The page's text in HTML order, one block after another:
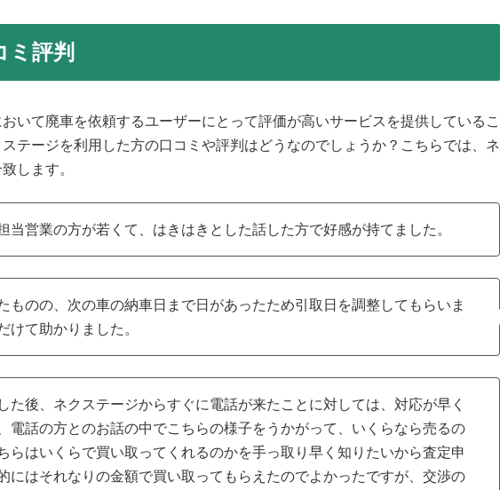
ミ評判
いて廃車を依頼するユーザーにとって評価が高いサービスを提供しているこ
テージを利用した方の口コミや評判はどうなのでしょうか？こちらでは、ネ
します。
当営業の方が若くて、はきはきとした話した方で好感が持てました。
ものの、次の車の納車日まで日があったため引取日を調整してもらいま
けて助かりました。
た後、ネクステージからすぐに電話が来たことに対しては、対応が早く
電話の方とのお話の中でこちらの様子をうかがって、いくらなら売るの
らはいくらで買い取ってくれるのかを手っ取り早く知りたいから査定申
にはそれなりの金額で買い取ってもらえたのでよかったですが、交渉の